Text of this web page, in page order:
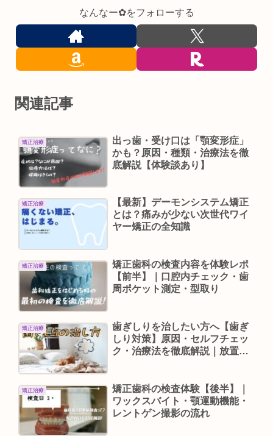
なんなー✿をフォローする
関連記事
矯正治療
出っ歯・受け口は「顎変形症」
かも？原因・種類・治療法を徹
底解説【体験談あり】
矯正治療
【最新】デーモンシステム矯正
とは？痛みが少ない次世代ワイ
ヤー矯正の全知識
矯正治療
矯正歯科の検査内容を体験レポ
【前半】｜口腔内チェック・歯
周ポケット測定・型取り
矯正治療
歯ぎしりを治したい方へ【歯ぎ
しり対策】原因・セルフチェッ
ク・治療法を徹底解説｜放置は
矯正治療
矯正歯科の検査体験【後半】｜
ワックスバイト・顎運動機能・
レントゲン撮影の流れ